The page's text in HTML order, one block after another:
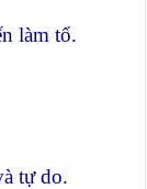
làm tổ.
tự do.